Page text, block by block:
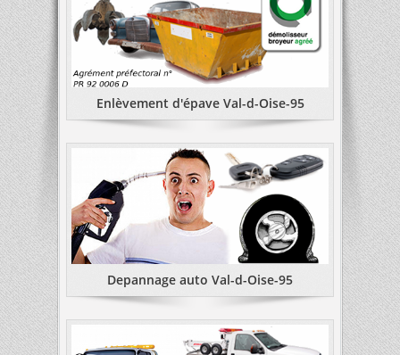
Enlèvement d'épave Val-d-Oise-95
Depannage auto Val-d-Oise-95